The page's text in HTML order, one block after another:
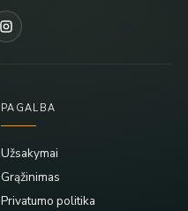
PAGALBA
Užsakymai
Grąžinimas
Privatumo politika